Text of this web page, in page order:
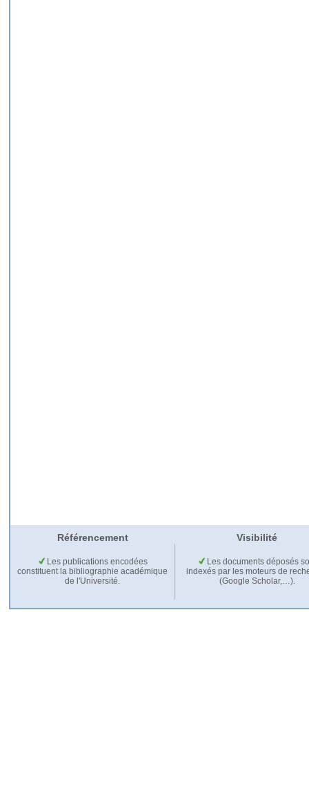
Référencement Visibilité
Les publications encodées
constituent la bibliographie académique
de l'Université.
Les documents déposés
indexés par les moteurs de
(Google Scholar,…).